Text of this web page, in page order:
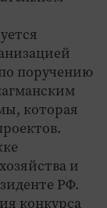
поручению
которая
и
РФ.
конкурса